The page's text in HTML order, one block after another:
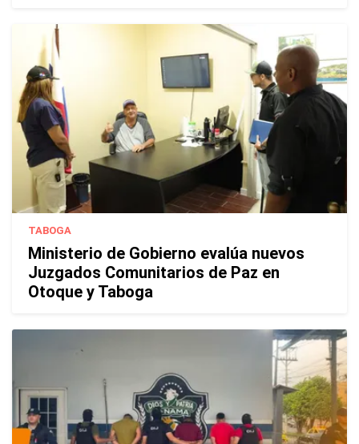
TABOGA
Ministerio de Gobierno evalúa nuevos
Juzgados Comunitarios de Paz en
Otoque y Taboga